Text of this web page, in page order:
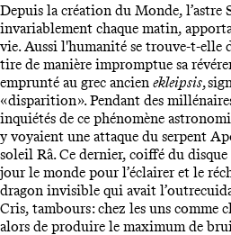
Depuis la création du Monde, l’astre
invariablement chaque matin,
vie. Aussi l'humanité se trouve-t-elle
tire de manière impromptue sa
emprunté au grec ancien ekleipsis,
« disparition ». Pendant des
inquiétés de ce phénomène
y voyaient une attaque du serpent
soleil Râ. Ce dernier, coiffé du
jour le monde pour l’éclairer et le
dragon invisible qui avait
Cris, tambours : chez les uns comme
alors de produire le maximum de